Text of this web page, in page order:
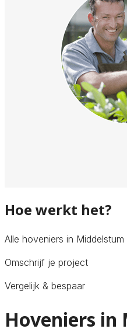
Hoe werkt het?
Alle hoveniers in Middelstum
Omschrijf je project
Vergelijk & bespaar
Hoveniers